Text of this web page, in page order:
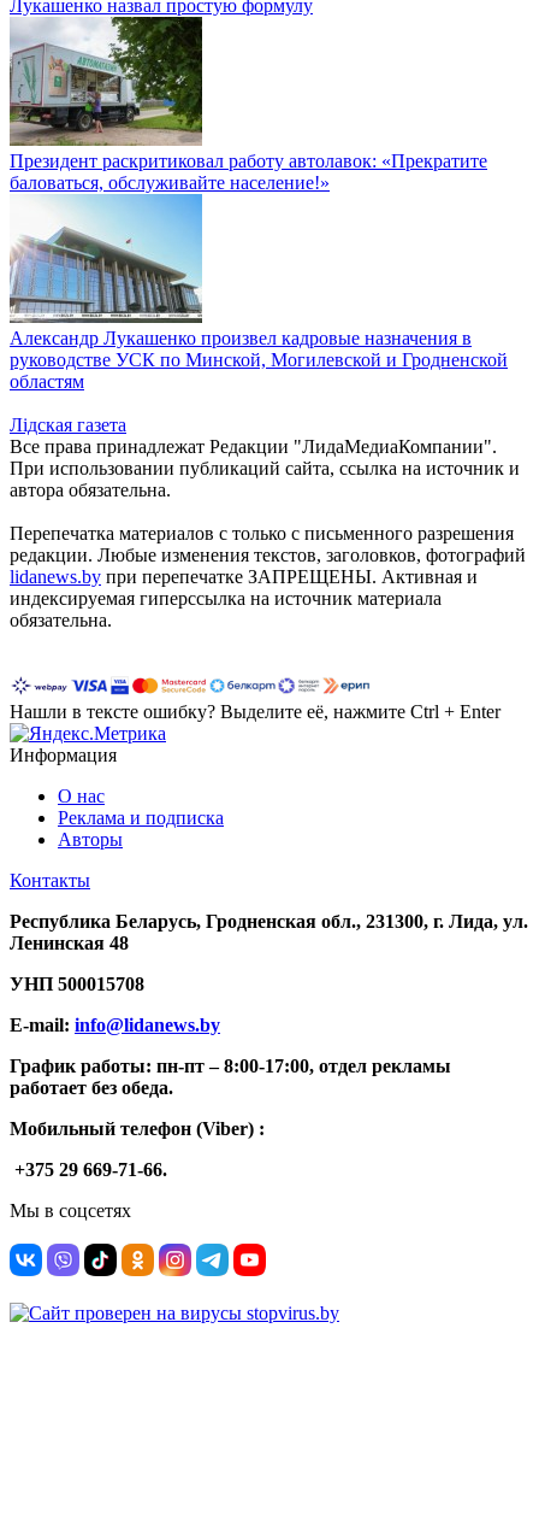
Лукашенко назвал простую формулу
Президент раскритиковал работу автолавок: «Прекратите
баловаться, обслуживайте население!»
Александр Лукашенко произвел кадровые назначения в
руководстве УСК по Минской, Могилевской и Гродненской
областям
Лiдская газета
Все права принадлежат Редакции "ЛидаМедиаКомпании".
При использовании публикаций сайта, ссылка на источник и
автора обязательна.
Перепечатка материалов c только с письменного разрешения
редакции. Любые изменения текстов, заголовков, фотографий
lidanews.by при перепечатке ЗАПРЕЩЕНЫ. Активная и
индексируемая гиперссылка на источник материала
обязательна.
Нашли в тексте ошибку? Выделите её, нажмите Ctrl + Enter
Информация
О нас
Реклама и подписка
Авторы
Контакты
Республика Беларусь, Гродненская обл., 231300, г. Лида, ул.
Ленинская 48
УНП 500015708
E-mail: info@lidanews.by
График работы: пн-пт –8:00-17:00, отдел рекламы
работает без обеда.
Мобильный телефон (Viber) :
+375 29 669-71-66.
Мы в соцсетях